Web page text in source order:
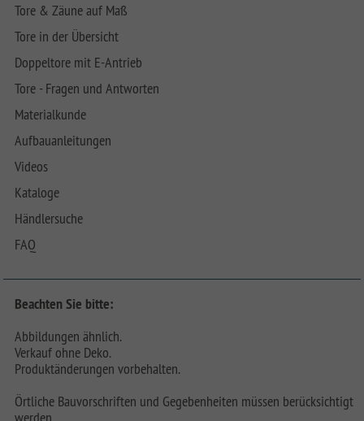
Tore & Zäune auf Maß
Tore in der Übersicht
Doppeltore mit E-Antrieb
Tore - Fragen und Antworten
Materialkunde
Aufbauanleitungen
Videos
Kataloge
Händlersuche
FAQ
Beachten Sie bitte:
Abbildungen ähnlich.
Verkauf ohne Deko.
Produktänderungen vorbehalten.
Örtliche Bauvorschriften und Gegebenheiten müssen berücksichtigt